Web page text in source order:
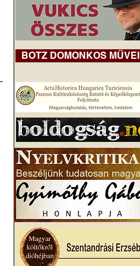
BOTZ DOMONKOS MŰVEI